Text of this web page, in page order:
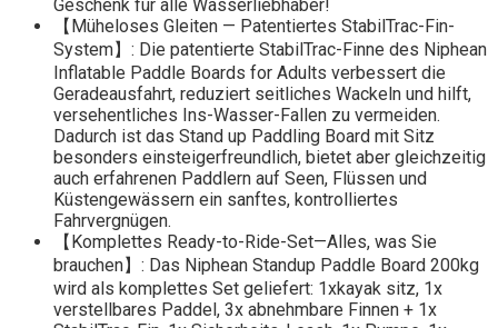
Geschenk für alle Wasserliebhaber!
【Müheloses Gleiten — Patentiertes StabilTrac-Fin-
System】: Die patentierte StabilTrac-Finne des Niphean
Inflatable Paddle Boards for Adults verbessert die
Geradeausfahrt, reduziert seitliches Wackeln und hilft,
versehentliches Ins-Wasser-Fallen zu vermeiden.
Dadurch ist das Stand up Paddling Board mit Sitz
besonders einsteigerfreundlich, bietet aber gleichzeitig
auch erfahrenen Paddlern auf Seen, Flüssen und
Küstengewässern ein sanftes, kontrolliertes
Fahrvergnügen.
【Komplettes Ready-to-Ride-Set—Alles, was Sie
brauchen】: Das Niphean Standup Paddle Board 200kg
wird als komplettes Set geliefert: 1xkayak sitz, 1x
verstellbares Paddel, 3x abnehmbare Finnen + 1x